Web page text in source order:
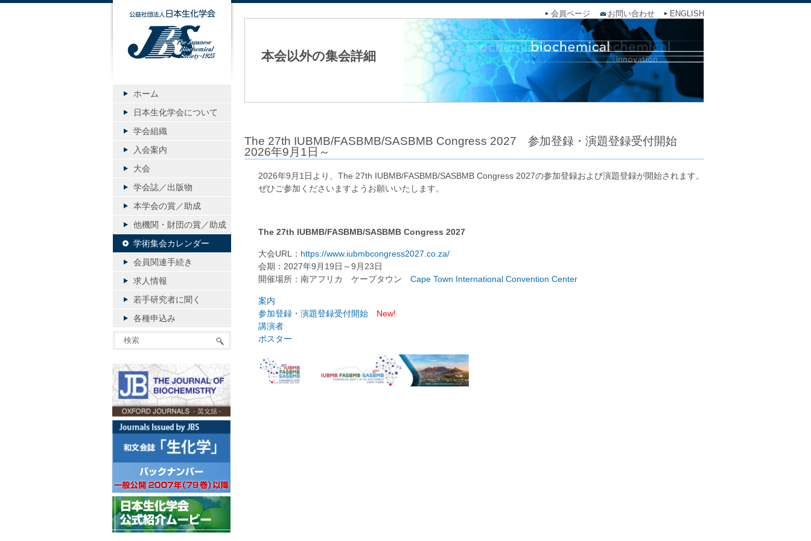
会員ページ お問い合わせ ENGLISH
本会以外の集会詳細
The 27th IUBMB/FASBMB/SASBMB Congress 2027 参加登録・演題登録受付開始
2026年9月1日～
2026年9月1日より、The 27th IUBMB/FASBMB/SASBMB Congress 2027の参加登録および演題登録が開始されます。
ぜひご参加くださいますようお願いいたします。
The 27th IUBMB/FASBMB/SASBMB Congress 2027
大会URL： https://www.iubmbcongress2027.co.za/
会期：2027年9月19日～9月23日
開催場所：南アフリカ ケープタウン Cape Town International Convention Center
案内
参加登録・演題登録受付開始
New!
講演者
ポスター
公益社団法人日本生化学会
ホーム
日本生化学会について
学会組織
入会案内
大会
学会誌／出版物
本学会の賞／助成
他機関・財団の賞／助成
学術集会カレンダー
会員関連手続き
求人情報
若手研究者に聞く
各種申込み